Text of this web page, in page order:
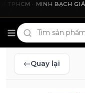
Cho2Tech và
· MINH BẠCH GIÁ ·
Quay lại